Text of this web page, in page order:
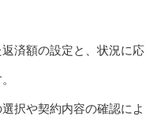
済額の設定と、状況に応
択や契約内容の確認によ